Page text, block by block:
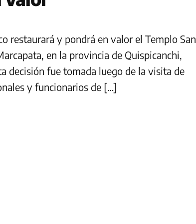
restaurará y pondrá en valor el Templo San
en la provincia de Quispicanchi,
decisión fue tomada luego de la visita de
y funcionarios de […]